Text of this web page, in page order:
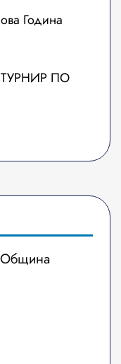
Година
ПО
Община